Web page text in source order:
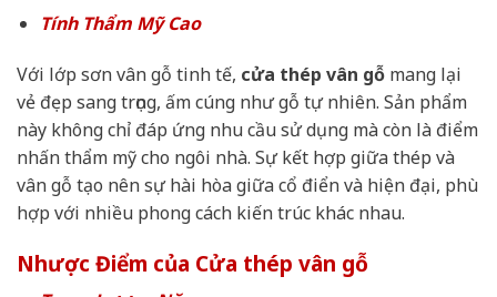
Tính Thẩm Mỹ Cao
Với lớp sơn vân gỗ tinh tế, cửa thép vân gỗ mang lại
vẻ đẹp sang trọng, ấm cúng như gỗ tự nhiên. Sản phẩm
này không chỉ đáp ứng nhu cầu sử dụng mà còn là điểm
nhấn thẩm mỹ cho ngôi nhà. Sự kết hợp giữa thép và
vân gỗ tạo nên sự hài hòa giữa cổ điển và hiện đại, phù
hợp với nhiều phong cách kiến trúc khác nhau.
Nhược Điểm của Cửa thép vân gỗ